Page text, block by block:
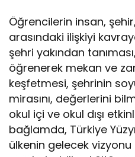
Öğrencilerin insan,
arasındaki ilişkiyi
şehri yakından
öğrenerek mekan ve
keşfetmesi, şehrinin
mirasını, değerlerini
okul içi ve okul dışı
bağlamda, Türkiye
ülkenin gelecek